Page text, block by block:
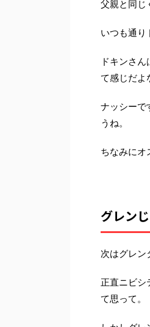
父親と同じ
いつも通り
ドキンさ
て感じだよ
ナッシーで
うね。
ちなみにオ
グレン
次はグレン
正直ニビシ
て思って。